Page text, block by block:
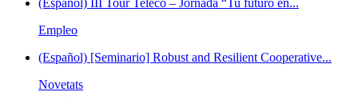
(Español) III Tour Teleco – Jornada “Tu futuro en...
Empleo
(Español) [Seminario] Robust and Resilient Cooperative...
Novetats